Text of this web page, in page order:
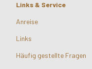
Links & Service
Anreise
Links
Häufig gestellte Fragen